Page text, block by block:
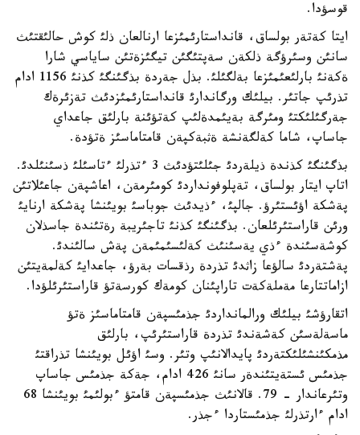
قوسؤدا.
ايتا كةتةر بولساق، قانداستارئمئزعا ارنالعان ذلئ كوش حالئقتئث
سانئن وسئرؤگة ذلكةن سةپتئگئن تيگئزةتئن ساياسي شارا
ةكةنئ بارلئعئمئزعا بةلگئلئ. بذل جةردة بذگئنگئ كذنئ 1156 ادام
تذرئپ جاتئر. بيلئك ورگاندارئ قانداستارئمئزدئث تةزئرةك
جةرگئلئكتئ ومئرگة بةيئمدةلئپ كةتؤئنة بارلئق جاعداي
جاساپ، شاما كةلگةنشة ةثبةكپةن قامتاماسئز ةتؤدة.
بذگئنگئ كذندة ذيلةردئ جئلئتؤدئث 3 ءتذرلئ ءتاسئلئ ذسئنئلدئ.
اتاپ ايتار بولساق، تةپلوفونداردئ كومئرمةن، اعاشپةن جاعئلاتئن
پةشكة اؤئستئرؤ. جالپئ، ءذيدئث جوباسئ بويئنشا پةشكة ارنايئ
ورئن قاراستئرئلعان. بذگئنگئ كذنئ تاجئريبة رةتئندة جاسذلان
كوشةسئندة ءذي يةسئنئث كةلئسئمئمةن پةش سالئندئ.
پةشتةردئ سالؤعا زاثدئ تذردة رذقسات بةرؤ، جاعدايئ كةلمةيتئن
ازاماتتارعا مةملةكةت تاراپئنان كومةك كورسةتؤ قاراستئرئلؤدا.
اتقارؤشئ بيلئك ورالمانداردئ جذمئسپةن قامتاماسئز ةتؤ
ماسةلةسئن كةشةندئ تذردة قاراستئرئپ، بارلئق
مذمكئنشئلئكتةردئ پايدالانئپ وتئر. وسئ اؤئل بويئنشا تذراقتئ
جذمئس ئستةيتئندةر سانئ 426 ادام، جةكة جذمئس جاساپ
وتئرعاندار - 79. قالانئث جذمئسپةن قامتؤ ءبولئمئ بويئنشا 68
ادام ءارتذرلئ جذمئستاردا ءجذر.